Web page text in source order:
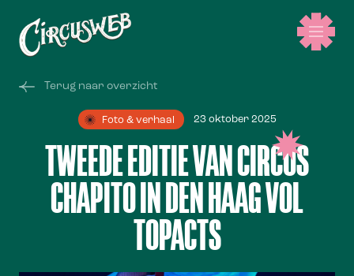
Terug naar overzicht
Foto & verhaal 23 oktober 2025
TWEEDE EDITIE VAN CIRCUS
CHAPITO IN DEN HAAG VOL
TOPACTS